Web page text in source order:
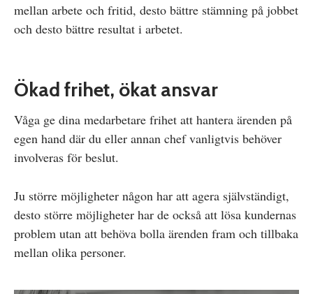
mellan arbete och fritid, desto bättre stämning på jobbet
och desto bättre resultat i arbetet.
Ökad frihet, ökat ansvar
Våga ge dina medarbetare frihet att hantera ärenden på
egen hand där du eller annan chef vanligtvis behöver
involveras för beslut.
Ju större möjligheter någon har att agera självständigt,
desto större möjligheter har de också att lösa kundernas
problem utan att behöva bolla ärenden fram och tillbaka
mellan olika personer.